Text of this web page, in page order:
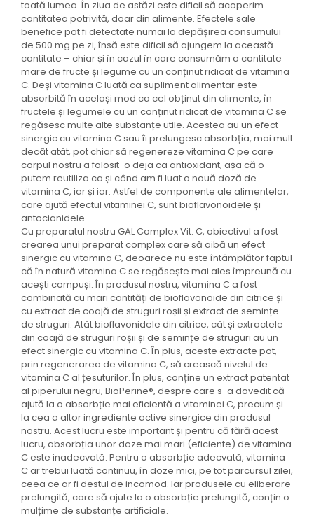
toată lumea. În ziua de astăzi este dificil să acoperim
cantitatea potrivită, doar din alimente. Efectele sale
benefice pot fi detectate numai la depășirea consumului
de 500 mg pe zi, însă este dificil să ajungem la această
cantitate – chiar și în cazul în care consumăm o cantitate
mare de fructe și legume cu un conținut ridicat de vitamina
C. Deși vitamina C luată ca supliment alimentar este
absorbită în același mod ca cel obținut din alimente, în
fructele și legumele cu un conținut ridicat de vitamina C se
regăsesc multe alte substanțe utile. Acestea au un efect
sinergic cu vitamina C sau îi prelungesc absorbția, mai mult
decât atât, pot chiar să regenereze vitamina C pe care
corpul nostru a folosit-o deja ca antioxidant, așa că o
putem reutiliza ca și când am fi luat o nouă doză de
vitamina C, iar și iar. Astfel de componente ale alimentelor,
care ajută efectul vitaminei C, sunt bioflavonoidele și
antocianidele.
Cu preparatul nostru GAL Complex Vit. C, obiectivul a fost
crearea unui preparat complex care să aibă un efect
sinergic cu vitamina C, deoarece nu este întâmplător faptul
că în natură vitamina C se regăsește mai ales împreună cu
acești compuși. În produsul nostru, vitamina C a fost
combinată cu mari cantități de bioflavonoide din citrice și
cu extract de coajă de struguri roșii și extract de semințe
de struguri. Atât bioflavonidele din citrice, cât și extractele
din coajă de struguri roșii și de semințe de struguri au un
efect sinergic cu vitamina C. În plus, aceste extracte pot,
prin regenerarea de vitamina C, să crească nivelul de
vitamina C al țesuturilor. În plus, conține un extract patentat
al piperului negru, BioPerine®, despre care s-a dovedit că
ajută la o absorbție mai eficientă a vitaminei C, precum și
la cea a altor ingrediente active sinergice din produsul
nostru. Acest lucru este important și pentru că fără acest
lucru, absorbția unor doze mai mari (eficiente) de vitamina
C este inadecvată. Pentru o absorbție adecvată, vitamina
C ar trebui luată continuu, în doze mici, pe tot parcursul zilei,
ceea ce ar fi destul de incomod. Iar produsele cu eliberare
prelungită, care să ajute la o absorbție prelungită, conțin o
mulțime de substanțe artificiale.